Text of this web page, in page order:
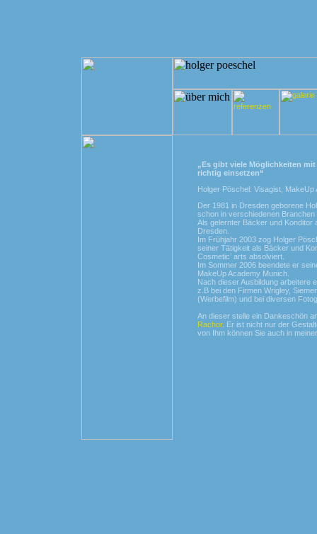
„Es gibt viele Möglichkeiten
richtig einsetzen“
Holger Pöschel: Visagist, MakeUp
Der 1981 in Dresden geborene
schon in verschiedenen Branchen
Als gelernter Bäcker und Konditor
Dresden.
Im Frühjahr 2003 zog Holger
seiner Tätigkeit als Bäcker und
Cosmetic’ arts absolviert.
Im Sommer 2006 beendete er
MakeUp Academy Munich.
Nach dieser Ausbildung arbeitere
z.B bei den Firmen Wrigley,
(Werbefilm) und bei diversen
An dieser stelle ein Dankeschön
Rachor. Er ist nicht nur der
von Ihm können Sie auch in